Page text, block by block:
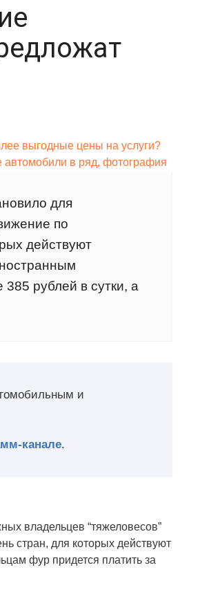
для
по
действуют
рублей в сутки, а
и
канале.
владельцев “тяжеловесов”
стран, для которых действуют
фур придется платить за